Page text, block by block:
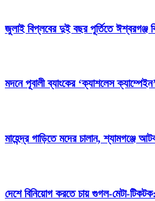
জুলাই বিপ্লবের দুই বছর পূর্তিতে ঈশ্বরগঞ্জ
মদনে পূবালী ব্যাংকের ‘ক্যাশলেস
মাহেন্দ্র গাড়িতে মদের চালান, শ্যামগঞ্জে
দেশে বিনিয়োগ করতে চায় গুগল-মেটা-